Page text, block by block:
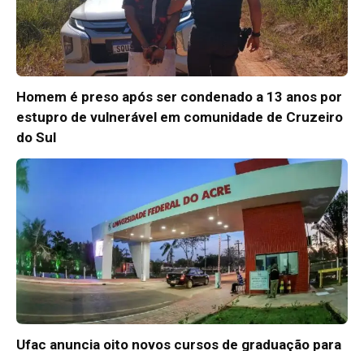
Homem é preso após ser condenado a 13 anos por
estupro de vulnerável em comunidade de Cruzeiro
do Sul
Ufac anuncia oito novos cursos de graduação para